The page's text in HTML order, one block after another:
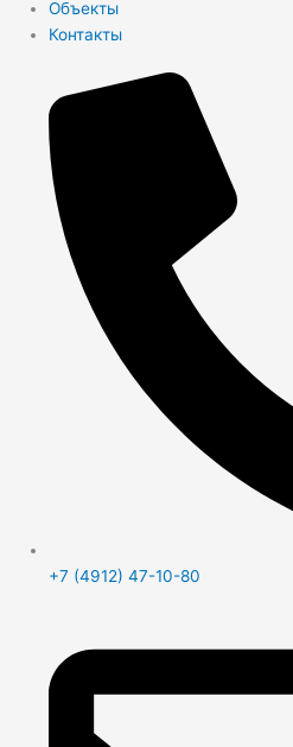
Объекты
Контакты
+7 (4912) 47-10-80